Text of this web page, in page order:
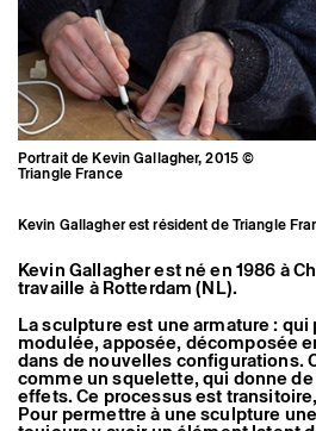
Artistes associé·es
Hors-les-murs
Ancien·nes résident·es et artistes
Portrait de Kevin Gallagher, 2015 ©
Triangle France
Kevin Gallagher est résident de Triangle
Kevin Gallagher est né en 1986 à
travaille à Rotterdam (NL).
La sculpture est une armature :
modulée, apposée, décomposée
dans de nouvelles configurations.
comme un squelette, qui donne
effets. Ce processus est
Pour permettre à une sculpture